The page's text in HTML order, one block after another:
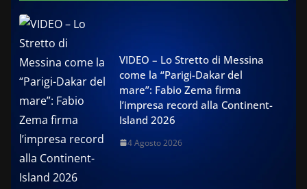
VIDEO – Lo Stretto di Messina
come la “Parigi-Dakar del
mare”: Fabio Zema firma
l’impresa record alla Continent-
Island 2026
4 Agosto 2026